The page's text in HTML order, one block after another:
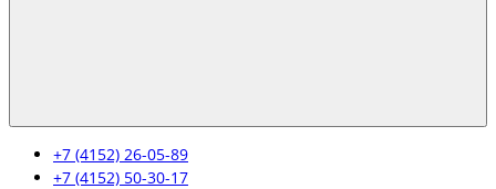
+7 (4152) 26-05-89
+7 (4152) 50-30-17